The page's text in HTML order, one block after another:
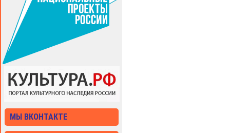
МЫ ВКОНТАКТЕ